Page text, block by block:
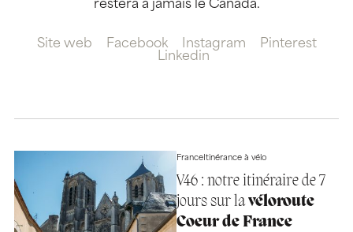
restera à jamais le Canada.
Site web Facebook Instagram
Pinterest
Linkedin
FranceItinérance à vélo
V46 : notre itinéraire de 7
jours sur lavéloroute
Coeur de France